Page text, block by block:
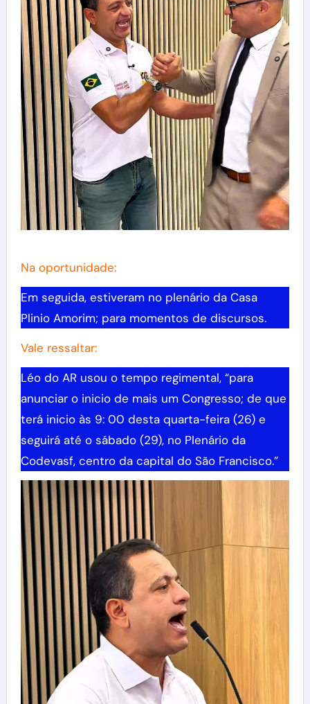
Na oportunidade:
Em seguida, estiveram no plenário da Casa
Plinio Amorim; para momentos de discursos.
Vale ressaltar:
Léo do AR usou o tempo regimental, “para
anunciar o inicio de mais um Congresso; de que
terá inicio às 9: 00 desta quarta-feira (26) e
seguirá até o sábado (29), no Plenário da
Codevasf, centro da capital do São Francisco.”